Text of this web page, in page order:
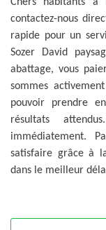
contactez-nous
rapide pour un
Sozer David
abattage, vous
sommes
pouvoir prendre
résultats
immédiatement.
satisfaire grâce à
dans le meilleur